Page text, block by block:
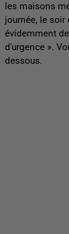
les maisons
journée, le soir
évidemment
d'urgence ».
dessous.